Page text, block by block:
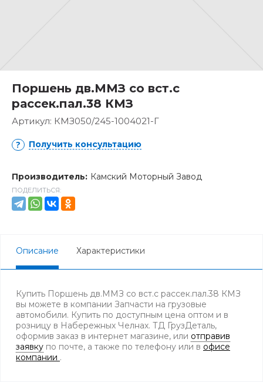
Поршень дв.ММЗ со вст.с
рассек.пал.38 КМЗ
Артикул: КМЗ050/245-1004021-Г
Получить консультацию
Производитель: Камский Моторный Завод
ПОДЕЛИТЬСЯ:
Описание Характеристики
Купить Поршень дв.ММЗ со вст.с рассек.пал.38 КМЗ
вы можете в компании Запчасти на грузовые
автомобили. Купить по доступным цена оптом и в
розницу в Набережных Челнах. ТД ГрузДеталь,
оформив заказ в интернет магазине, или отправив
заявку по почте, а также по телефону или в офисе
компании .